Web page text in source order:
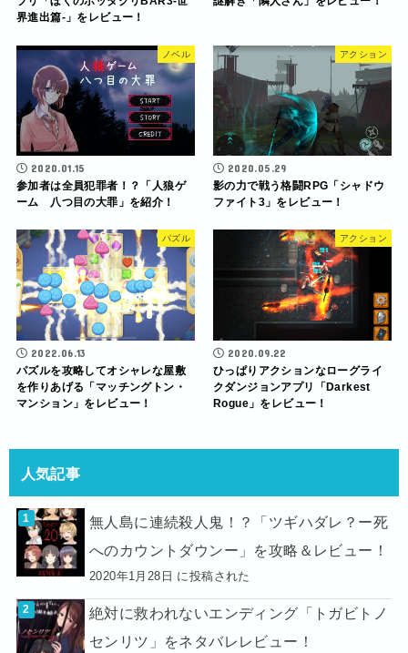
界進出篇-」をレビュー！
ノベル
2020.01.15
参加者は全員犯罪者！？「人狼ゲ
ーム 八つ目の大罪」を紹介！
アクション
2020.05.29
影の力で戦う格闘RPG「シャドウ
ファイト3」をレビュー！
パズル
2022.06.13
パズルを攻略してオシャレな屋敷
を作りあげる「マッチングトン・
マンション」をレビュー！
アクション
2020.09.22
ひっぱりアクションなローグライ
クダンジョンアプリ「Darkest
Rogue」をレビュー！
人気記事
無人島に連続殺人鬼！？「ツギハダレ？ー死
へのカウントダウンー」を攻略＆レビュー！
2020年1月28日 に投稿された
絶対に救われないエンディング「トガビトノ
センリツ」をネタバレレビュー！